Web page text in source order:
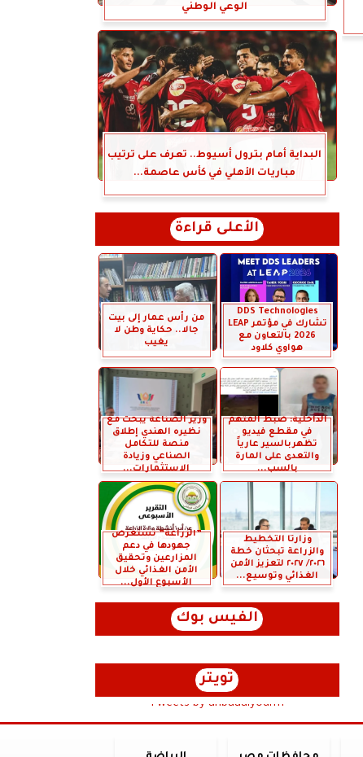
الوعي الوطني
البداية أمام بترول أسيوط.. تعرف على ترتيب
مباريات الأهلي في كأس عاصمة...
الأعلى قراءة
DDS Technologies
تشارك في مؤتمر LEAP
2026 بالتعاون مع
هواوي كلاود
من رأس عمار إلى بيت
جالا.. حكاية وطن لا
يغيب
الداخلية: ضبط المتهم
في مقطع فيديو
تظهربالسير عارياً
والتعدى على المارة
بالسب...
وزير الصناعة يبحث مع
نظيره الهندي إطلاق
منصة للتكامل
الصناعي وزيادة
الاستثمارات...
وزارتا التخطيط
والزراعة تبحثان خطة
٢٠٢٦/ ٢٠٢٧ لتعزيز الأمن
الغذائي وتوسيع...
”الزراعة” تستعرض
جهودها في دعم
المزارعين وتحقيق
الأمن الغذائي خلال
الأسبوع الأول...
الفيس بوك
تويتر
Tweets by anbaaalyoum1